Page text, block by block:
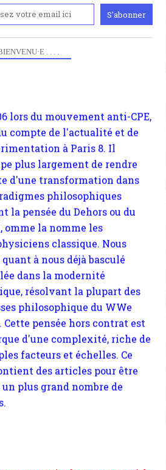
. . . .
compte de l'actualité et de
d'une transformation dans
philosophiques
la pensée du Dehors ou du
omme la nomme les
classique. Nous
à nous déjà basculé
dans la modernité
résolvant la plupart des
philosophique du WWe
Cette pensée hors contrat est
d'une complexité, riche de
facteurs et échelles. Ce
des articles pour être
un plus grand nombre de